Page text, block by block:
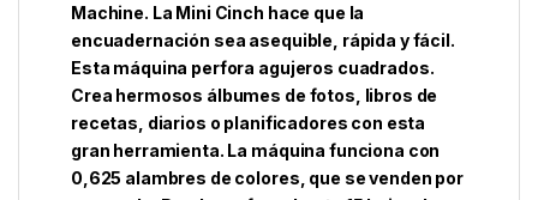
Machine. La Mini Cinch hace que la
encuadernación sea asequible, rápida y fácil.
Esta máquina perfora agujeros cuadrados.
Crea hermosos álbumes de fotos, libros de
recetas, diarios o planificadores con esta
gran herramienta. La máquina funciona con
0,625 alambres de colores , que se venden por